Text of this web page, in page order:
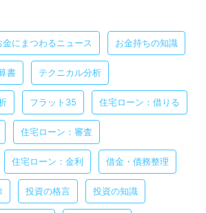
金にまつわるニュース お金持ちの知識
書 テクニカル分析
フラット35 住宅ローン：借りる
住宅ローン：審査
住宅ローン：金利 借金・債務整理
投資の格言 投資の知識